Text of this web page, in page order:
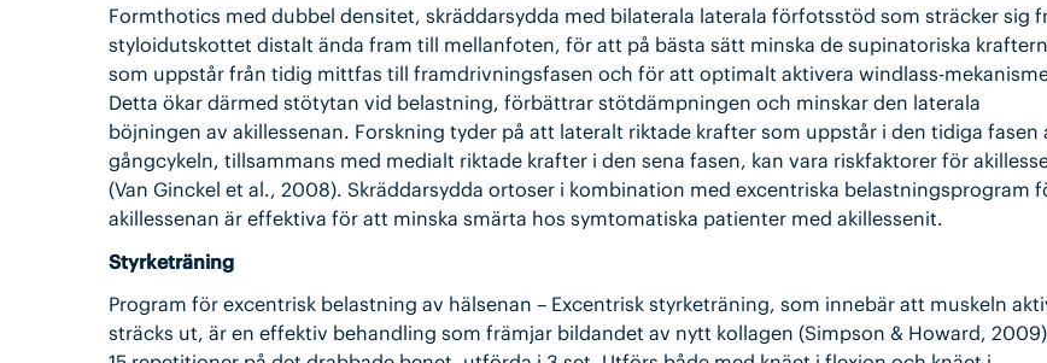
Formthotics med dubbel densitet, skräddarsydda med bilaterala laterala förfotsstöd som sträcker sig
styloidutskottet distalt ända fram till mellanfoten, för att på bästa sätt minska de supinatoriska
som uppstår från tidig mittfas till framdrivningsfasen och för att optimalt aktivera windlass-
Detta ökar därmed stötytan vid belastning, förbättrar stötdämpningen och minskar den laterala
böjningen av akillessenan. Forskning tyder på att lateralt riktade krafter som uppstår i den tidiga fasen
gångcykeln, tillsammans med medialt riktade krafter i den sena fasen, kan vara riskfaktorer för
(Van Ginckel et al., 2008). Skräddarsydda ortoser i kombination med excentriska belastningsprogram
akillessenan är effektiva för att minska smärta hos symtomatiska patienter med akillessenit.
Styrketräning
Program för excentrisk belastning av hälsenan – Excentrisk styrketräning, som innebär att muskeln
sträcks ut, är en effektiv behandling som främjar bildandet av nytt kollagen (Simpson & Howard,